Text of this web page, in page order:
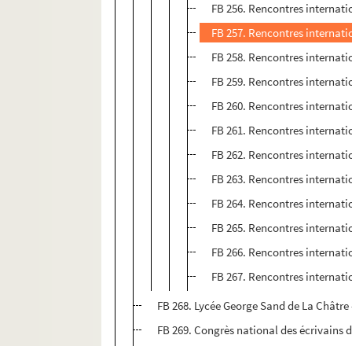
FB 256. Rencontres
FB 257. Rencontres
FB 258. Rencontres
FB 259. Rencontres
FB 260. Rencontres
FB 261. Rencontres
FB 262. Rencontres
FB 263. Rencontres
FB 264. Rencontres
FB 265. Rencontres
FB 266. Rencontres
FB 267. Rencontres
FB 268. Lycée George Sand de La
FB 269. Congrès national des écrivains